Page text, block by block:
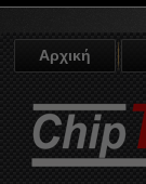
Αρχική